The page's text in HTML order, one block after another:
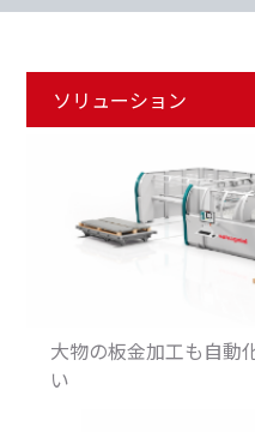
ソリューション
大物の板金加工も自動
い